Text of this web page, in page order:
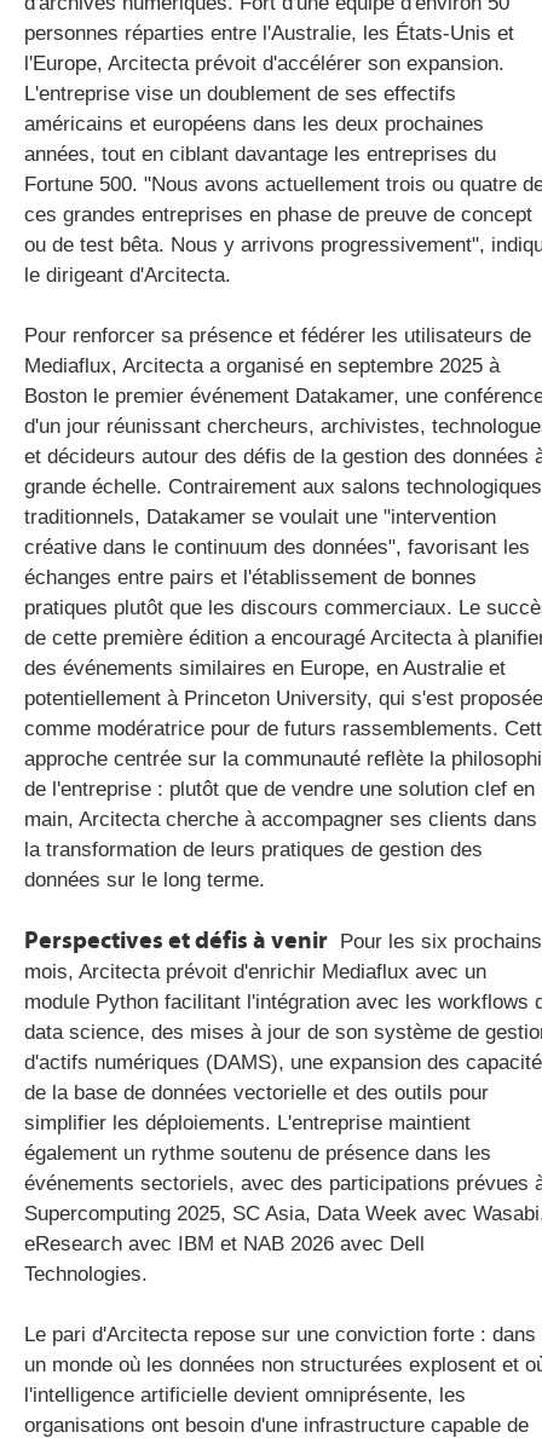
personnes réparties entre l'Australie, les États-Unis et
l'Europe, Arcitecta prévoit d'accélérer son expansion.
L'entreprise vise un doublement de ses effectifs
américains et européens dans les deux prochaines
années, tout en ciblant davantage les entreprises du
Fortune 500. "Nous avons actuellement trois ou quatre
ces grandes entreprises en phase de preuve de concept
ou de test bêta. Nous y arrivons progressivement",
le dirigeant d'Arcitecta.
Pour renforcer sa présence et fédérer les utilisateurs de
Mediaflux, Arcitecta a organisé en septembre 2025 à
Boston le premier événement Datakamer, une
d'un jour réunissant chercheurs, archivistes,
et décideurs autour des défis de la gestion des données
grande échelle. Contrairement aux salons technologiques
traditionnels, Datakamer se voulait une "intervention
créative dans le continuum des données", favorisant les
échanges entre pairs et l'établissement de bonnes
pratiques plutôt que les discours commerciaux. Le
de cette première édition a encouragé Arcitecta à
des événements similaires en Europe, en Australie et
potentiellement à Princeton University, qui s'est proposée
comme modératrice pour de futurs rassemblements.
approche centrée sur la communauté reflète la
de l'entreprise : plutôt que de vendre une solution clef en
main, Arcitecta cherche à accompagner ses clients dans
la transformation de leurs pratiques de gestion des
données sur le long terme.
Perspectives et défis à venir Pour les six prochains
mois, Arcitecta prévoit d'enrichir Mediaflux avec un
module Python facilitant l'intégration avec les workflows
data science, des mises à jour de son système de
d'actifs numériques (DAMS), une expansion des
de la base de données vectorielle et des outils pour
simplifier les déploiements. L'entreprise maintient
également un rythme soutenu de présence dans les
événements sectoriels, avec des participations prévues
Supercomputing 2025, SC Asia, Data Week avec
eResearch avec IBM et NAB 2026 avec Dell
Technologies.
Le pari d'Arcitecta repose sur une conviction forte : dans
un monde où les données non structurées explosent et
l'intelligence artificielle devient omniprésente, les
organisations ont besoin d'une infrastructure capable de